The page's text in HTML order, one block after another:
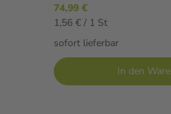
74,99 €
1,56 € / 1 St
sofort lieferbar
In den